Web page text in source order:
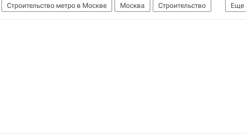
Еще
Строительство метро в Москве Москва
Строительство
Россия